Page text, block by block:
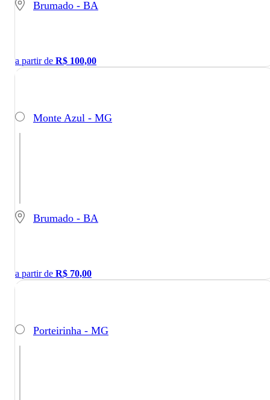
Brumado - BA
a partir de R$ 100,00
Monte Azul - MG
Brumado - BA
a partir de R$ 70,00
Porteirinha - MG